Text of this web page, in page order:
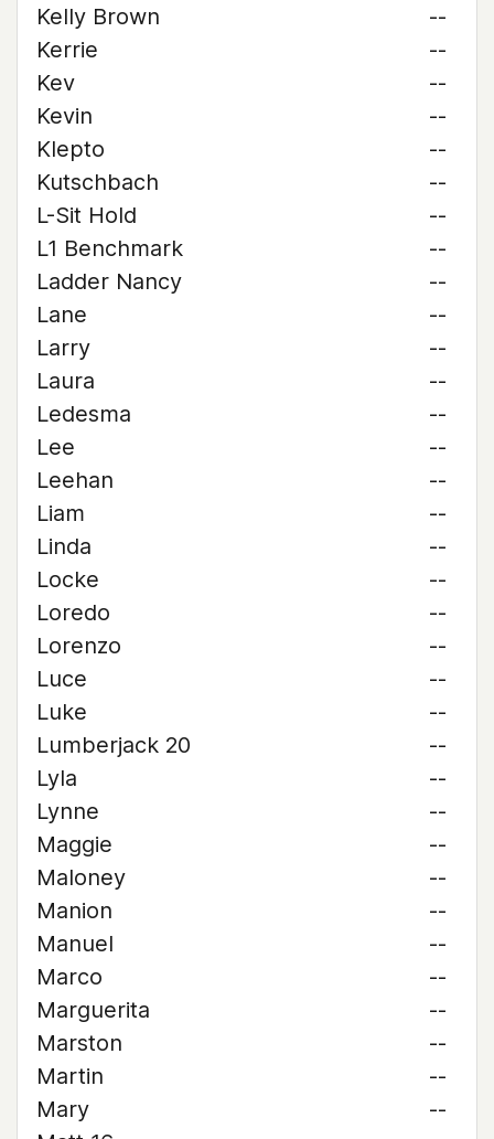
Kelly Brown
--
Kerrie
--
Kev
--
Kevin
--
Klepto
--
Kutschbach
--
L-Sit Hold
--
L1 Benchmark
--
Ladder Nancy
--
Lane
--
Larry
--
Laura
--
Ledesma
--
Lee
--
Leehan
--
Liam
--
Linda
--
Locke
--
Loredo
--
Lorenzo
--
Luce
--
Luke
--
Lumberjack 20
--
Lyla
--
Lynne
--
Maggie
--
Maloney
--
Manion
--
Manuel
--
Marco
--
Marguerita
--
Marston
--
Martin
--
Mary
--